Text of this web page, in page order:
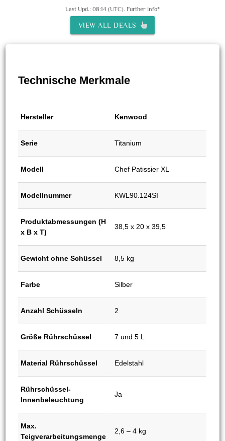
Last Upd.: 08:14 (UTC). Further Info*
VIEW ALL DEALS
Technische Merkmale
Hersteller Kenwood
Serie Titanium
Modell Chef Patissier XL
Modellnummer KWL90.124SI
Produktabmessungen (H
x B x T)
38,5 x 20 x 39,5
Gewicht ohne Schüssel 8,5 kg
Farbe Silber
Anzahl Schüsseln 2
Größe Rührschüssel 7 und 5 L
Material Rührschüssel Edelstahl
Rührschüssel-
Innenbeleuchtung
Ja
Max.
Teigverarbeitungsmenge
2,6 – 4 kg